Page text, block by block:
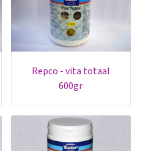
repco - vita totaal
600gr